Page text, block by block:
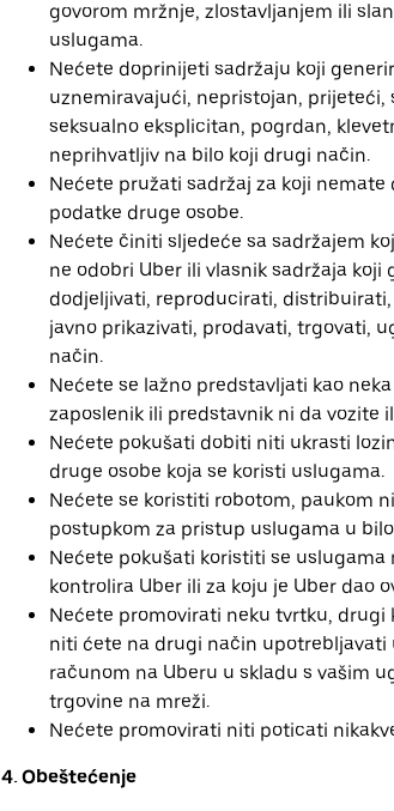
govorom mržnje, zlostavljanjem ili
uslugama.
Nećete doprinijeti sadržaju koji
uznemiravajući, nepristojan, prijeteći,
seksualno eksplicitan, pogrdan,
neprihvatljiv na bilo koji drugi način.
Nećete pružati sadržaj za koji
podatke druge osobe.
Nećete činiti sljedeće sa sadržajem
ne odobri Uber ili vlasnik sadržaja
dodjeljivati, reproducirati,
javno prikazivati, prodavati, trgovati,
način.
Nećete se lažno predstavljati kao
zaposlenik ili predstavnik ni da vozite
Nećete pokušati dobiti niti ukrasti
druge osobe koja se koristi uslugama.
Nećete se koristiti robotom, paukom
postupkom za pristup uslugama u
Nećete pokušati koristiti se
kontrolira Uber ili za koju je Uber dao
Nećete promovirati neku tvrtku,
niti ćete na drugi način upotrebljavati
računom na Uberu u skladu s vašim
trgovine na mreži.
Nećete promovirati niti poticati
4. Obeštećenje